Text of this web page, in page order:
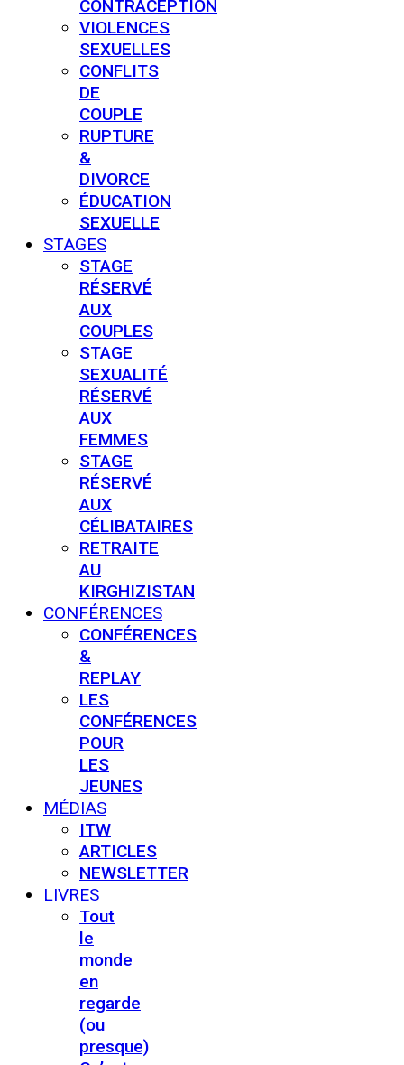
CONTRACEPTION
VIOLENCES
SEXUELLES
CONFLITS
DE
COUPLE
RUPTURE
&
DIVORCE
ÉDUCATION
SEXUELLE
STAGES
STAGE
RÉSERVÉ
AUX
COUPLES
STAGE
SEXUALITÉ
RÉSERVÉ
AUX
FEMMES
STAGE
RÉSERVÉ
AUX
CÉLIBATAIRES
RETRAITE
AU
KIRGHIZISTAN
CONFÉRENCES
CONFÉRENCES
&
REPLAY
LES
CONFÉRENCES
POUR
LES
JEUNES
MÉDIAS
ITW
ARTICLES
NEWSLETTER
LIVRES
Tout
le
monde
en
regarde
(ou
presque)